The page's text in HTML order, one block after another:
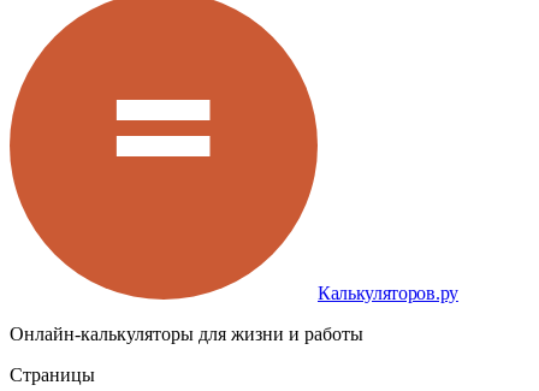
Калькуляторов.ру
Онлайн-калькуляторы для жизни и работы
Страницы